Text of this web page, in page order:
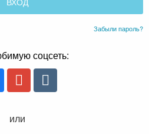
Забыли пароль?
соцсеть:
или